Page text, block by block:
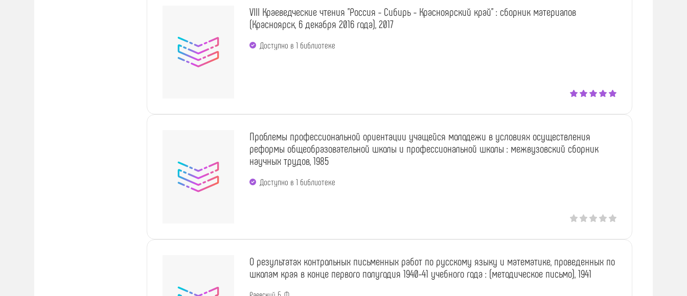
VIII Краеведческие чтения "Россия - Сибирь - Красноярский край" : сборник материалов
(Красноярск, 6 декабря 2016 года), 2017
Доступно в 1 библиотекe
Проблемы профессиональной ориентации учащейся молодежи в условиях осуществления
реформы общеобразовательной школы и профессиональной школы : межвузовский сборник
научных трудов, 1985
Доступно в 1 библиотекe
О результатах контрольных письменных работ по русскому языку и математике, проведенных по
школам края в конце первого полугодия 1940-41 учебного года : (методическое письмо), 1941